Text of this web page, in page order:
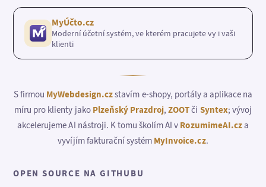
MyÚčto.cz
Moderní účetní systém, ve kterém pracujete vy i vaši
klienti
S firmou MyWebdesign.czstavím e-shopy, portály a aplikace na
míru pro klienty jako Plzeňský Prazdroj,ZOOTči Syntex; vývoj
akcelerujeme AI nástroji. K tomu školím AI v RozumimeAI.cza
vyvíjím fakturační systém MyInvoice.cz.
OPEN SOURCE NA GITHUBU